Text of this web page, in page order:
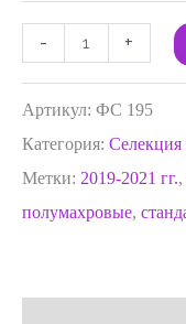
- +
Артикул: ФС 195
Категория:
Метки: 2019-2021 гг.,
полумахровые,